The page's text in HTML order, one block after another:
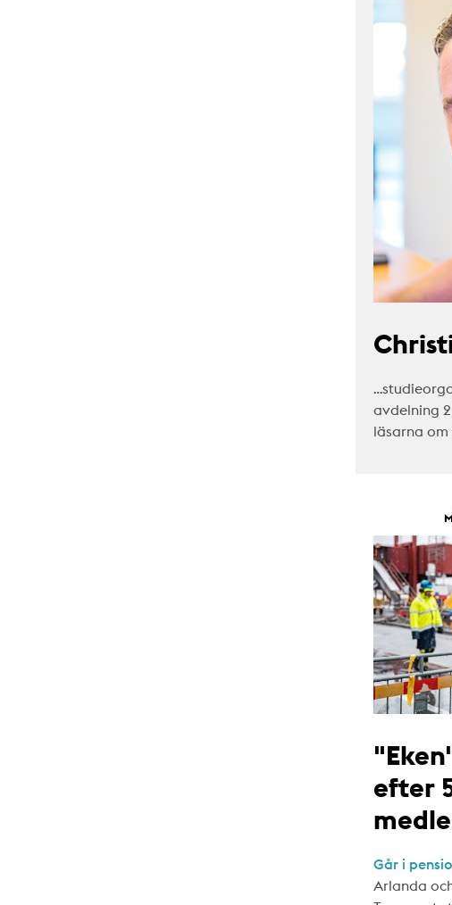
avdelning
läsarna om
efter
Går i
Arlanda